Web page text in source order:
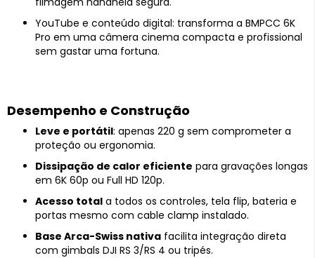
YouTube e conteúdo digital: transforma a BMPCC 6K
Pro em uma câmera cinema compacta e profissional
sem gastar uma fortuna.
Desempenho e Construção
Leve e portátil: apenas 220 g sem comprometer a
proteção ou ergonomia.
Dissipação de calor eficiente para gravações longas
em 6K 60p ou Full HD 120p.
Acesso total a todos os controles, tela flip, bateria e
portas mesmo com cable clamp instalado.
Base Arca-Swiss nativa facilita integração direta
com gimbals DJI RS 3/RS 4 ou tripés.